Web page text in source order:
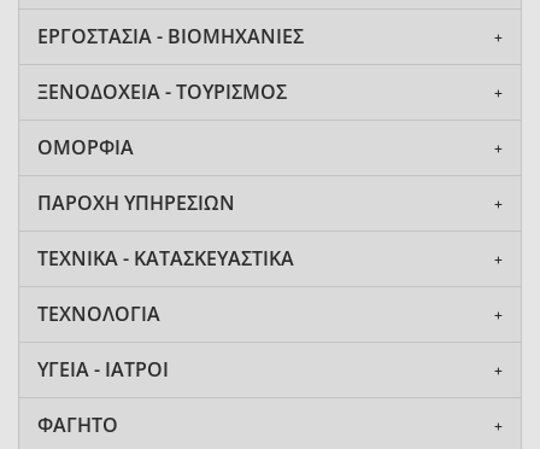
ΕΡΓΟΣΤΑΣΙΑ - ΒΙΟΜΗΧΑΝΙΕΣ
ΞΕΝΟΔΟΧΕΙΑ - ΤΟΥΡΙΣΜΟΣ
ΟΜΟΡΦΙΑ
ΠΑΡΟΧΗ ΥΠΗΡΕΣΙΩΝ
ΤΕΧΝΙΚΑ - ΚΑΤΑΣΚΕΥΑΣΤΙΚΑ
ΤΕΧΝΟΛΟΓΙΑ
ΥΓΕΙΑ - ΙΑΤΡΟΙ
ΦΑΓΗΤΟ